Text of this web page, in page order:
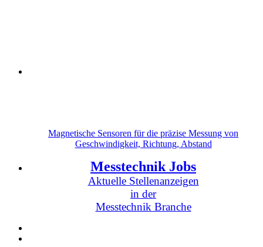
Magnetische Sensoren für die präzise Messung von
Geschwindigkeit, Richtung, Abstand
Messtechnik Jobs
Aktuelle Stellenanzeigen
in der
Messtechnik Branche